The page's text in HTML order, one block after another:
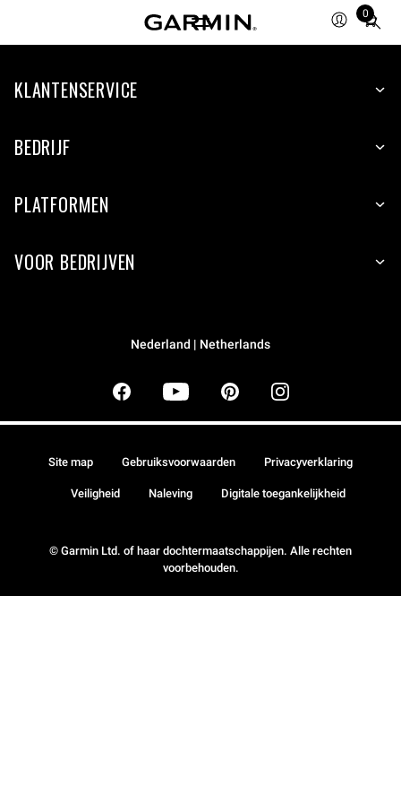
0
Total
items
cart:
KLANTENSERVICE
BEDRIJF
PLATFORMEN
VOOR BEDRIJVEN
Nederland | Netherlands
© Garmin Ltd. of haar dochtermaatschappijen. Alle rechten
voorbehouden.
Site map Gebruiksvoorwaarden Privacyverklaring
Veiligheid Naleving Digitale toegankelijkheid